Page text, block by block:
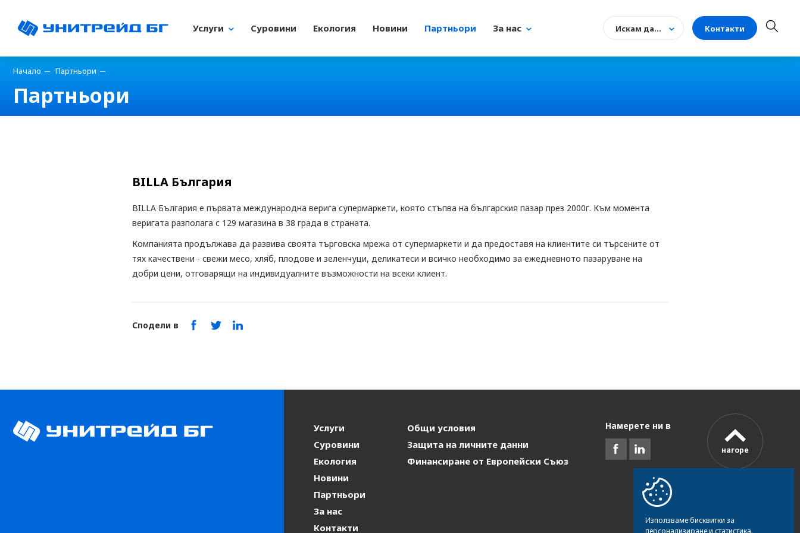
Използваме бисквитки за
персонализиране и статистика.
Услуги Суровини Екология Новини Партньори За нас Искам да... Контакти
Начало Партньори
Партньори
BILLA България
BILLA България е първата международна верига супермаркети, която стъпва на българския пазар през 2000г. Към момента
веригата разполага с 129 магазина в 38 града в страната.
Компанията продължава да развива своята търговска мрежа от супермаркети и да предоставя на клиентите си търсените от
тях качествени - свежи месо, хляб, плодове и зеленчуци, деликатеси и всичко необходимо за ежедневното пазаруване на
добри цени, отговарящи на индивидуалните възможности на всеки клиент.
Сподели в
Услуги
Суровини
Екология
Новини
Партньори
За нас
Контакти
Общи условия
Защита на личните данни
Финансиране от Европейски Съюз
Намерете ни в
нагоре